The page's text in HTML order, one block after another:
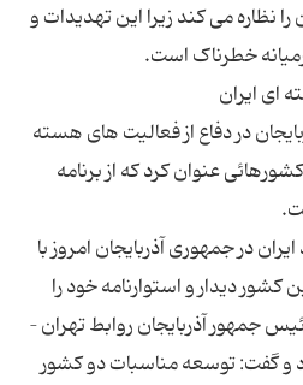
نظاره می کند زیرا این تهدیدات و
در دفاع از فعالیت های هسته
کشورهائی عنوان کرد که از برنامه
در جمهوری آذربایجان امروز با
دیدار و استوارنامه خود را
جمهور آذربایجان روابط تهران –
و گفت: توسعه مناسبات دو کشور